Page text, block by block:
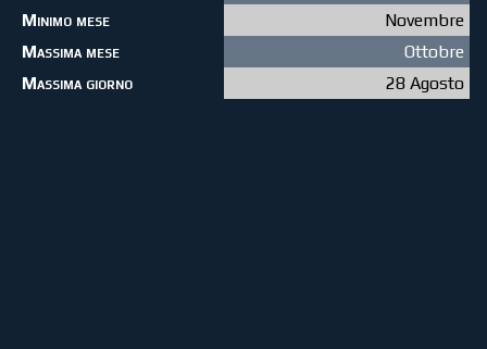
Minimo mese
Novembre
Massima mese
Ottobre
Massima giorno
28 Agosto